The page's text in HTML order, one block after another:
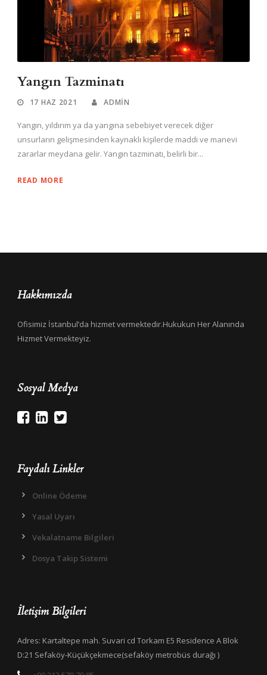
Yangın Tazminatı
17 HAZ 2021 ADMIN
Yangın, yıldırım ya da yangına sebebiyet verecek diğer
unsurların gelişmesinden kaynaklı kişilerde maddi ve manevi
zararlar meydana gelir. Yangın tazminatı, belirli bir...
READ MORE
Hakkımızda
Ofisimiz İstanbul’da hizmet vermektedir.Hukukun Her Alanında
Hizmet Vermekteyiz.
Sosyal Medya
Faydalı Linkler
Online Ödeme
Yasal Uyarı
Vekalatname Bilgileri
Dosya Takip Sistemi
İletişim Bilgileri
Adres: Kartaltepe mah. Suvari cd Torkam E5 Residence A Blok
D:21 Sefaköy-Küçükçekmece(sefaköy metrobüs durağı )